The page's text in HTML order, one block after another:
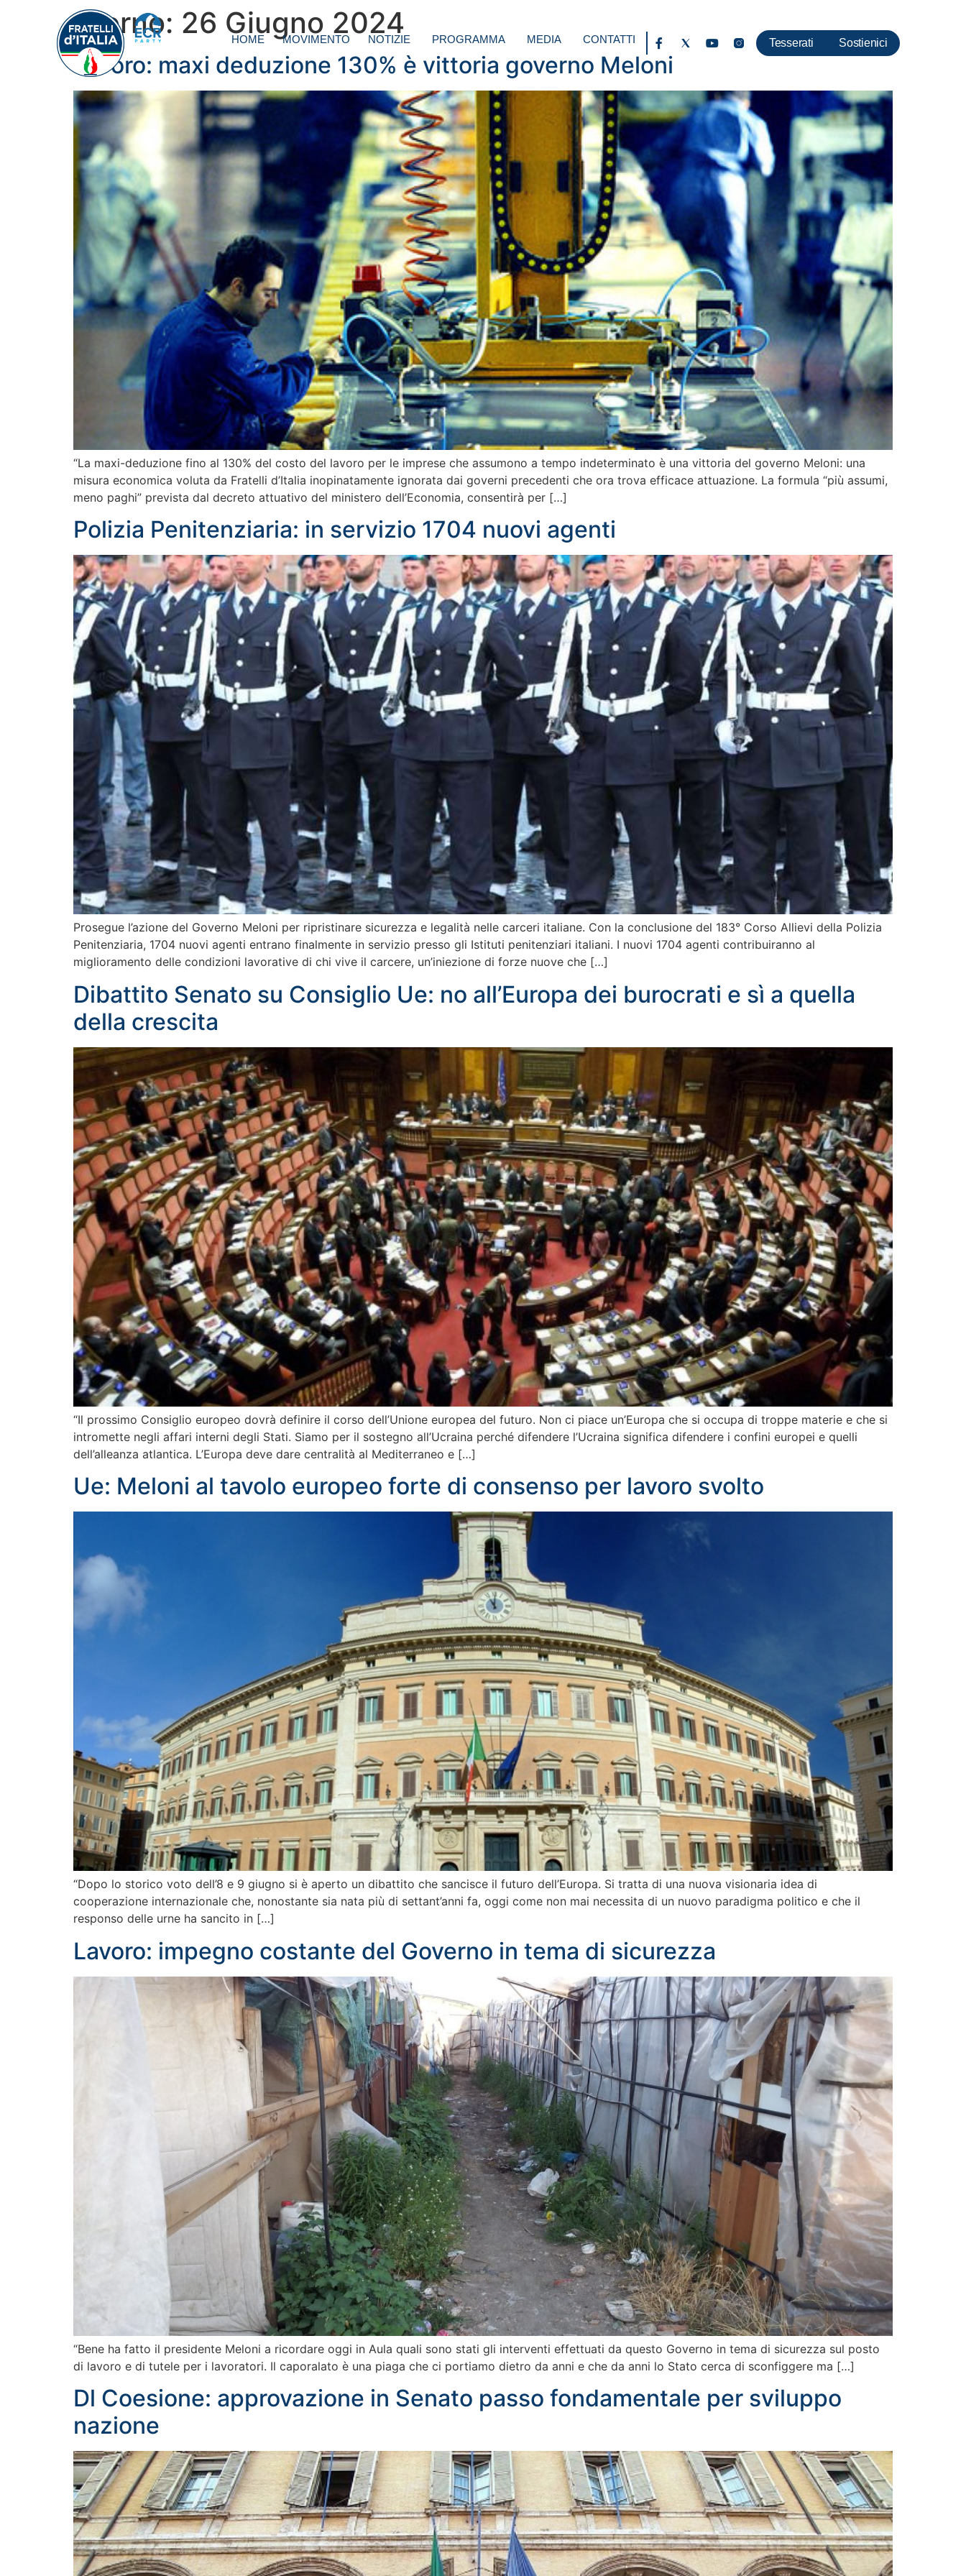
HOME MOVIMENTO NOTIZIE PROGRAMMA MEDIA CONTATTI Tesserati Sostienici
Giorno: 26 Giugno 2024
Lavoro: maxi deduzione 130% è vittoria governo Meloni
“La maxi-deduzione fino al 130% del costo del lavoro per le imprese che assumono a tempo indeterminato è una vittoria del governo Meloni: una
misura economica voluta da Fratelli d’Italia inopinatamente ignorata dai governi precedenti che ora trova efficace attuazione. La formula “più assumi,
meno paghi” prevista dal decreto attuativo del ministero dell’Economia, consentirà per […]
Polizia Penitenziaria: in servizio 1704 nuovi agenti
Prosegue l’azione del Governo Meloni per ripristinare sicurezza e legalità nelle carceri italiane. Con la conclusione del 183° Corso Allievi della Polizia
Penitenziaria, 1704 nuovi agenti entrano finalmente in servizio presso gli Istituti penitenziari italiani. I nuovi 1704 agenti contribuiranno al
miglioramento delle condizioni lavorative di chi vive il carcere, un’iniezione di forze nuove che […]
Dibattito Senato su Consiglio Ue: no all’Europa dei burocrati e sì a quella
della crescita
“Il prossimo Consiglio europeo dovrà definire il corso dell’Unione europea del futuro. Non ci piace un’Europa che si occupa di troppe materie e che si
intromette negli affari interni degli Stati. Siamo per il sostegno all’Ucraina perché difendere l’Ucraina significa difendere i confini europei e quelli
dell’alleanza atlantica. L’Europa deve dare centralità al Mediterraneo e […]
Ue: Meloni al tavolo europeo forte di consenso per lavoro svolto
“Dopo lo storico voto dell’8 e 9 giugno si è aperto un dibattito che sancisce il futuro dell’Europa. Si tratta di una nuova visionaria idea di
cooperazione internazionale che, nonostante sia nata più di settant’anni fa, oggi come non mai necessita di un nuovo paradigma politico e che il
responso delle urne ha sancito in […]
Lavoro: impegno costante del Governo in tema di sicurezza
“Bene ha fatto il presidente Meloni a ricordare oggi in Aula quali sono stati gli interventi effettuati da questo Governo in tema di sicurezza sul posto
di lavoro e di tutele per i lavoratori. Il caporalato è una piaga che ci portiamo dietro da anni e che da anni lo Stato cerca di sconfiggere ma […]
Dl Coesione: approvazione in Senato passo fondamentale per sviluppo
nazione